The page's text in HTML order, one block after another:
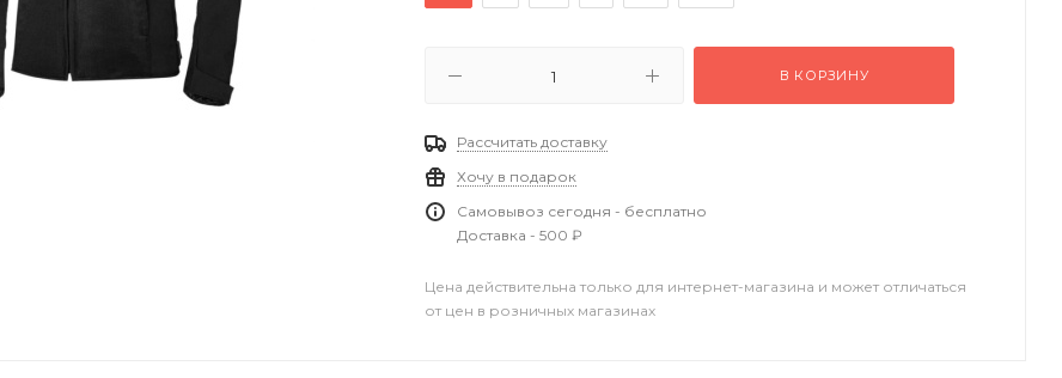
В КОРЗИНУ
Рассчитать доставку
Хочу в подарок
Самовывоз сегодня - бесплатно
Доставка - 500 ₽
Цена действительна только для интернет-магазина и может отличаться
от цен в розничных магазинах